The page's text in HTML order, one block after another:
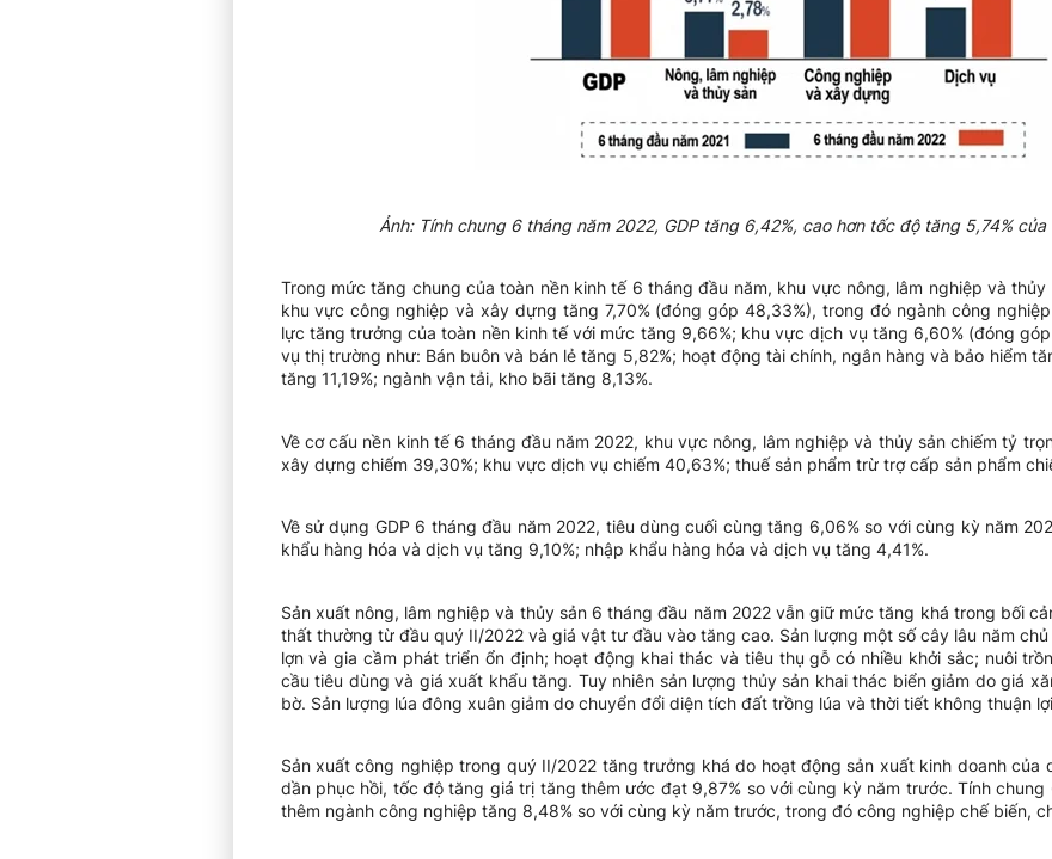
Ảnh: Tính chung 6 tháng năm 2022, GDP tăng 6,42%, cao hơn tốc độ tăng 5,74%
Trong mức tăng chung của toàn nền kinh tế 6 tháng đầu năm, khu vực nông, lâm nghiệp và
khu vực công nghiệp và xây dựng tăng 7,70% (đóng góp 48,33%), trong đó ngành công
lực tăng trưởng của toàn nền kinh tế với mức tăng 9,66%; khu vực dịch vụ tăng 6,60% (đóng
vụ thị trường như: Bán buôn và bán lẻ tăng 5,82%; hoạt động tài chính, ngân hàng và bảo hiểm
tăng 11,19%; ngành vận tải, kho bãi tăng 8,13%.
Về cơ cấu nền kinh tế 6 tháng đầu năm 2022, khu vực nông, lâm nghiệp và thủy sản chiếm tỷ
xây dựng chiếm 39,30%; khu vực dịch vụ chiếm 40,63%; thuế sản phẩm trừ trợ cấp sản phẩm
Về sử dụng GDP 6 tháng đầu năm 2022, tiêu dùng cuối cùng tăng 6,06% so với cùng kỳ năm
khẩu hàng hóa và dịch vụ tăng 9,10%; nhập khẩu hàng hóa và dịch vụ tăng 4,41%.
Sản xuất nông, lâm nghiệp và thủy sản 6 tháng đầu năm 2022 vẫn giữ mức tăng khá trong bối
thất thường từ đầu quý II/2022 và giá vật tư đầu vào tăng cao. Sản lượng một số cây lâu năm
lợn và gia cầm phát triển ổn định; hoạt động khai thác và tiêu thụ gỗ có nhiều khởi sắc; nuôi
cầu tiêu dùng và giá xuất khẩu tăng. Tuy nhiên sản lượng thủy sản khai thác biển giảm do giá
bờ. Sản lượng lúa đông xuân giảm do chuyển đổi diện tích đất trồng lúa và thời tiết không thuận
Sản xuất công nghiệp trong quý II/2022 tăng trưởng khá do hoạt động sản xuất kinh doanh của
dần phục hồi, tốc độ tăng giá trị tăng thêm ước đạt 9,87% so với cùng kỳ năm trước. Tính
thêm ngành công nghiệp tăng 8,48% so với cùng kỳ năm trước, trong đó công nghiệp chế biến,